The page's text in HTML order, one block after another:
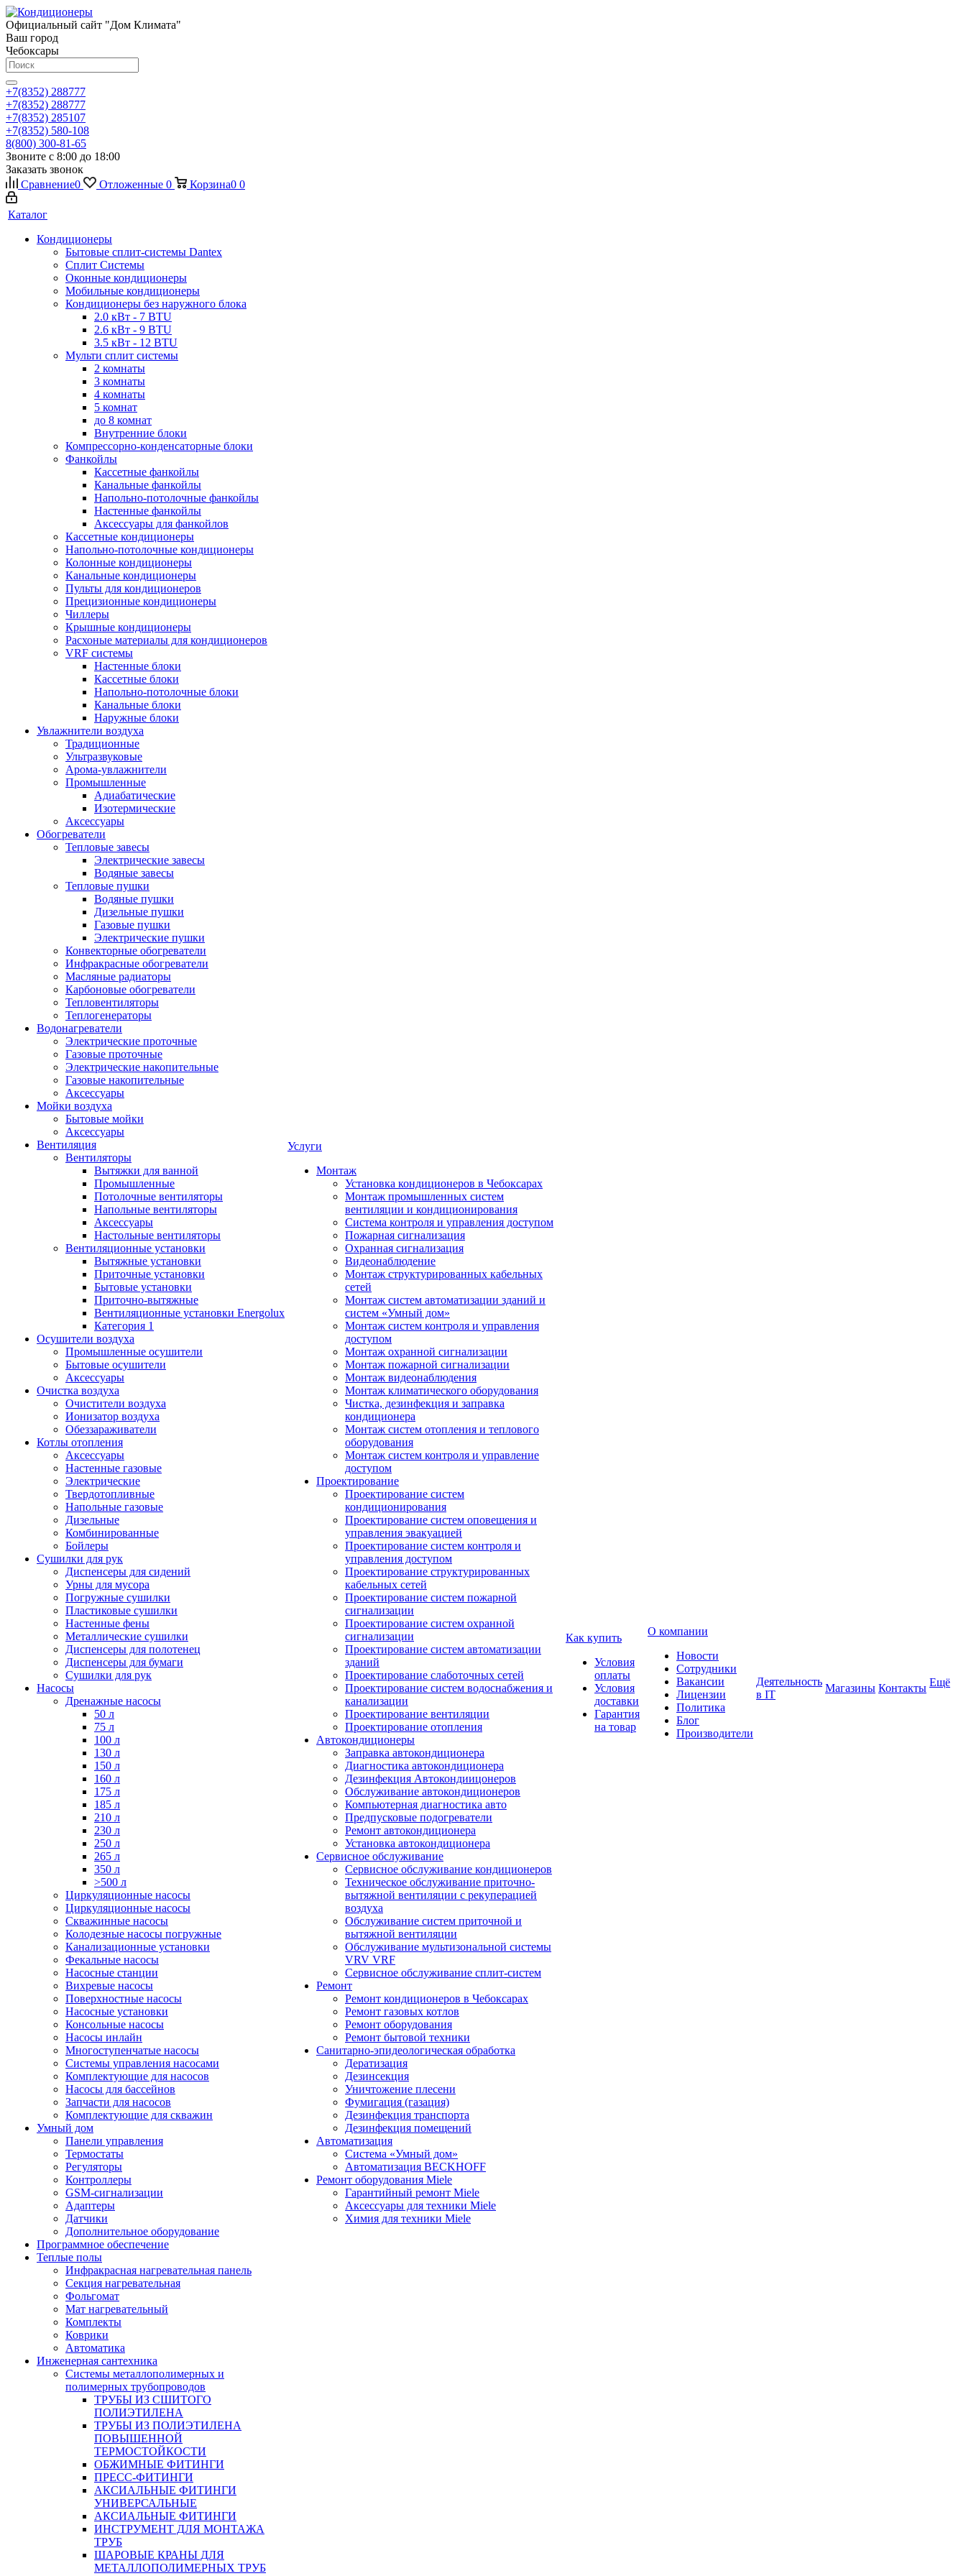
Официальный сайт "Дом Климата"
Ваш город
Чебоксары
+7(8352) 288777
+7(8352) 288777
+7(8352) 285107
+7(8352) 580-108
8(800) 300-81-65
Звоните с 8:00 до 18:00
Заказать звонок
Сравнение0 Отложенные 0 Корзина0 0
Каталог
Кондиционеры
Бытовые сплит-системы Dantex
Сплит Системы
Оконные кондиционеры
Мобильные кондиционеры
Кондиционеры без наружного блока
2.0 кВт - 7 BTU
2.6 кВт - 9 BTU
3.5 кВт - 12 BTU
Мульти сплит системы
2 комнаты
3 комнаты
4 комнаты
5 комнат
до 8 комнат
Внутренние блоки
Компрессорно-конденсаторные блоки
Фанкойлы
Кассетные фанкойлы
Канальные фанкойлы
Напольно-потолочные фанкойлы
Настенные фанкойлы
Аксессуары для фанкойлов
Кассетные кондиционеры
Напольно-потолочные кондиционеры
Колонные кондиционеры
Канальные кондиционеры
Пульты для кондиционеров
Прецизионные кондиционеры
Чиллеры
Крышные кондиционеры
Расхоные материалы для кондиционеров
VRF системы
Настенные блоки
Кассетные блоки
Напольно-потолочные блоки
Канальные блоки
Наружные блоки
Увлажнители воздуха
Традиционные
Ультразвуковые
Арома-увлажнители
Промышленныe
Адиабатические
Изотермические
Аксессуары
Обогреватели
Тепловые завесы
Электрические завесы
Водяные завесы
Тепловые пушки
Водяные пушки
Дизельные пушки
Газовые пушки
Электрические пушки
Конвекторные обогреватели
Инфракрасные обогреватели
Масляные радиаторы
Карбоновые обогреватели
Тепловентиляторы
Теплогенераторы
Водонагреватели
Электрические проточные
Газовые проточные
Электрические накопительные
Газовые накопительные
Аксессуары
Мойки воздуха
Бытовые мойки
Аксессуары
Вентиляция
Вентиляторы
Вытяжки для ванной
Промышленные
Потолочные вентиляторы
Напольные вентиляторы
Аксессуары
Настольные вентиляторы
Вентиляционные установки
Вытяжные установки
Приточные установки
Бытовые установки
Приточно-вытяжные
Вентиляционные установки Energolux
Категория 1
Осушители воздуха
Промышленные осушители
Бытовые осушители
Аксессуары
Очистка воздуха
Очистители воздуха
Ионизатор воздуха
Обеззараживатели
Котлы отопления
Аксессуары
Настенные газовые
Электрические
Твердотопливные
Напольные газовые
Дизельные
Комбинированные
Бойлеры
Сушилки для рук
Диспенсеры для сидений
Урны для мусора
Погружные сушилки
Пластиковые сушилки
Настенные фены
Металлические сушилки
Диспенсеры для полотенец
Диспенсеры для бумаги
Сушилки для рук
Насосы
Дренажные насосы
50 л
75 л
100 л
130 л
150 л
160 л
175 л
185 л
210 л
230 л
250 л
265 л
350 л
>500 л
Циркуляционные насосы
Циркуляционные насосы
Скважинные насосы
Колодезные насосы погружные
Канализационные установки
Фекальные насосы
Насосные станции
Вихревые насосы
Поверхностные насосы
Насосные установки
Консольные насосы
Насосы инлайн
Многоступенчатые насосы
Системы управления насосами
Комплектующие для насосов
Насосы для бассейнов
Запчасти для насосов
Комплектующие для скважин
Умный дом
Панели управления
Термостаты
Регуляторы
Контроллеры
GSM-сигнализации
Адаптеры
Датчики
Дополнительное оборудование
Программное обеспечение
Теплые полы
Инфракрасная нагревательная панель
Секция нагревательная
Фольгомат
Мат нагревательный
Комплекты
Коврики
Автоматика
Инженерная сантехника
Системы металлополимерных и
полимерных трубопроводов
ТРУБЫ ИЗ СШИТОГО
ПОЛИЭТИЛЕНА
ТРУБЫ ИЗ ПОЛИЭТИЛЕНА
ПОВЫШЕННОЙ
ТЕРМОСТОЙКОСТИ
ОБЖИМНЫЕ ФИТИНГИ
ПРЕСС-ФИТИНГИ
АКСИАЛЬНЫЕ ФИТИНГИ
УНИВЕРСАЛЬНЫЕ
АКСИАЛЬНЫЕ ФИТИНГИ
ИНСТРУМЕНТ ДЛЯ МОНТАЖА
ТРУБ
ШАРОВЫЕ КРАНЫ ДЛЯ
МЕТАЛЛОПОЛИМЕРНЫХ ТРУБ
Услуги
Монтаж
Установка кондиционеров в Чебоксарах
Монтаж промышленных систем
вентиляции и кондиционирования
Система контроля и управления доступом
Пожарная сигнализация
Охранная сигнализация
Видеонаблюдение
Монтаж структурированных кабельных
сетей
Монтаж систем автоматизации зданий и
систем «Умный дом»
Монтаж систем контроля и управления
доступом
Монтаж охранной сигнализации
Монтаж пожарной сигнализации
Монтаж видеонаблюдения
Монтаж климатического оборудования
Чистка, дезинфекция и заправка
кондиционера
Монтаж систем отопления и теплового
оборудования
Монтаж систем контроля и управление
доступом
Проектирование
Проектирование систем
кондиционирования
Проектирование систем оповещения и
управления эвакуацией
Проектирование систем контроля и
управления доступом
Проектирование структурированных
кабельных сетей
Проектирование систем пожарной
сигнализации
Проектирование систем охранной
сигнализации
Проектирование систем автоматизации
зданий
Проектирование слаботочных сетей
Проектирование систем водоснабжения и
канализации
Проектирование вентиляции
Проектирование отопления
Автокондиционеры
Заправка автокондиционера
Диагностика автокондиционера
Дезинфекция Автокондиицонеров
Обслуживание автокондиционеров
Компьютерная диагностика авто
Предпусковые подогреватели
Ремонт автокондиционера
Установка автокондиционера
Сервисное обслуживание
Сервисное обслуживание кондиционеров
Техническое обслуживание приточно-
вытяжной вентиляции с рекуперацией
воздуха
Обслуживание систем приточной и
вытяжной вентиляции
Обслуживание мультизональной системы
VRV VRF
Сервисное обслуживание сплит-систем
Ремонт
Ремонт кондиционеров в Чебоксарах
Ремонт газовых котлов
Ремонт оборудования
Ремонт бытовой техники
Санитарно-эпидеологическая обработка
Дератизация
Дезинсекция
Уничтожение плесени
Фумигация (газация)
Дезинфекция транспорта
Дезинфекция помещений
Автоматизация
Система «Умный дом»
Автоматизация BECKHOFF
Ремонт оборудования Miele
Гарантийный ремонт Miele
Аксессуары для техники Miele
Химия для техники Miele
Как купить
Условия
оплаты
Условия
доставки
Гарантия
на товар
О компании
Новости
Сотрудники
Вакансии
Лицензии
Политика
Блог
Производители
Деятельность
в IT
Магазины Контакты Ещё